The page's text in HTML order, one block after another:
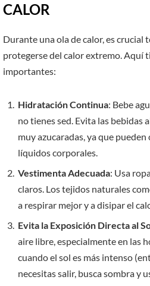
CALOR
Durante una ola de calor, es crucial
protegerse del calor extremo. Aquí
importantes:
Hidratación Continua: Bebe
no tienes sed. Evita las bebidas
muy azucaradas, ya que
líquidos corporales.
Vestimenta Adecuada: Usa
claros. Los tejidos naturales
a respirar mejor y a disipar el
Evita la Exposición Directa al
aire libre, especialmente en las
cuando el sol es más intenso
necesitas salir, busca sombra y